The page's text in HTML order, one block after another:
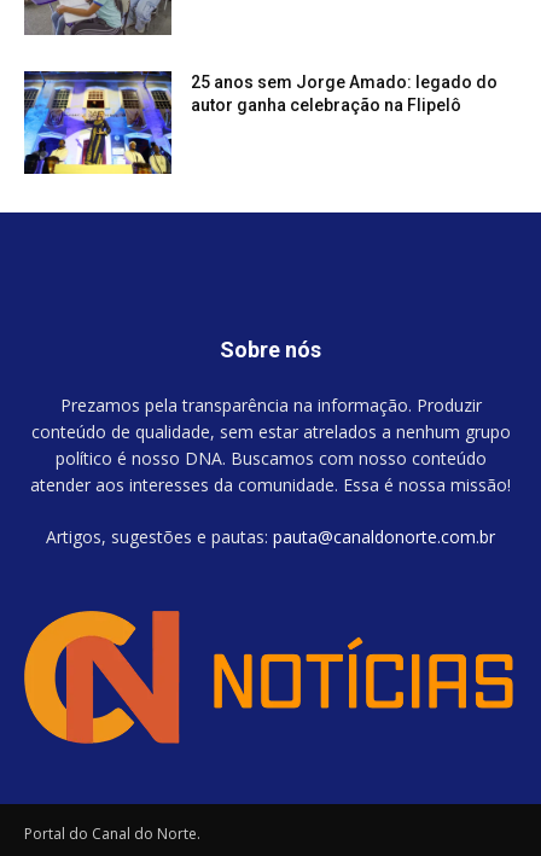
25 anos sem Jorge Amado: legado do
autor ganha celebração na Flipelô
Sobre nós
Prezamos pela transparência na informação. Produzir
conteúdo de qualidade, sem estar atrelados a nenhum grupo
político é nosso DNA. Buscamos com nosso conteúdo
atender aos interesses da comunidade. Essa é nossa missão!
Artigos, sugestões e pautas: pauta@canaldonorte.com.br
Portal do Canal do Norte.